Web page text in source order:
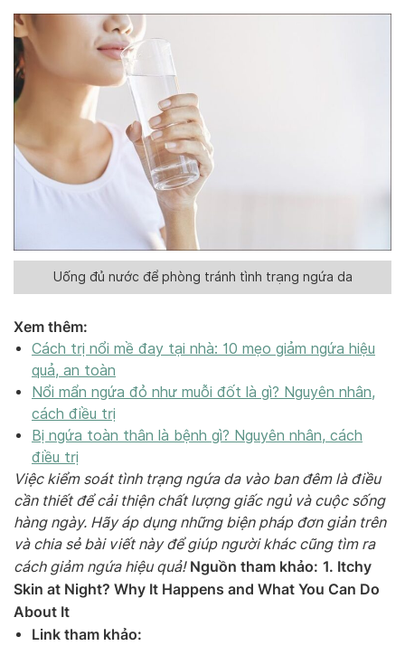
Uống đủ nước để phòng tránh tình trạng ngứa da
Xem thêm:
Cách trị nổi mề đay tại nhà: 10 mẹo giảm ngứa hiệu
quả, an toàn
Nổi mẩn ngứa đỏ như muỗi đốt là gì? Nguyên nhân,
cách điều trị
Bị ngứa toàn thân là bệnh gì? Nguyên nhân, cách
điều trị
Việc kiểm soát tình trạng ngứa da vào ban đêm là điều
cần thiết để cải thiện chất lượng giấc ngủ và cuộc sống
hàng ngày. Hãy áp dụng những biện pháp đơn giản trên
và chia sẻ bài viết này để giúp người khác cũng tìm ra
cách giảm ngứa hiệu quả! Nguồn tham khảo: 1. Itchy
Skin at Night? Why It Happens and What You Can Do
About It
Link tham khảo: